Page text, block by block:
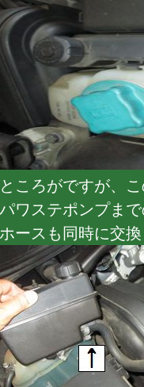
ところがですが、
パワステポンプま
ホースも同時に交